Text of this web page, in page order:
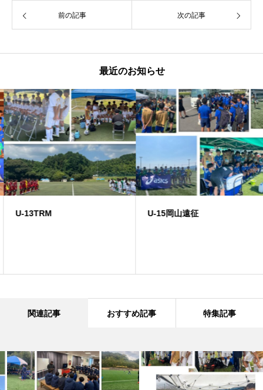
前の記事 次の記事
最近のお知らせ
U-13TRM U-15岡山遠征
関連記事 おすすめ記事 特集記事